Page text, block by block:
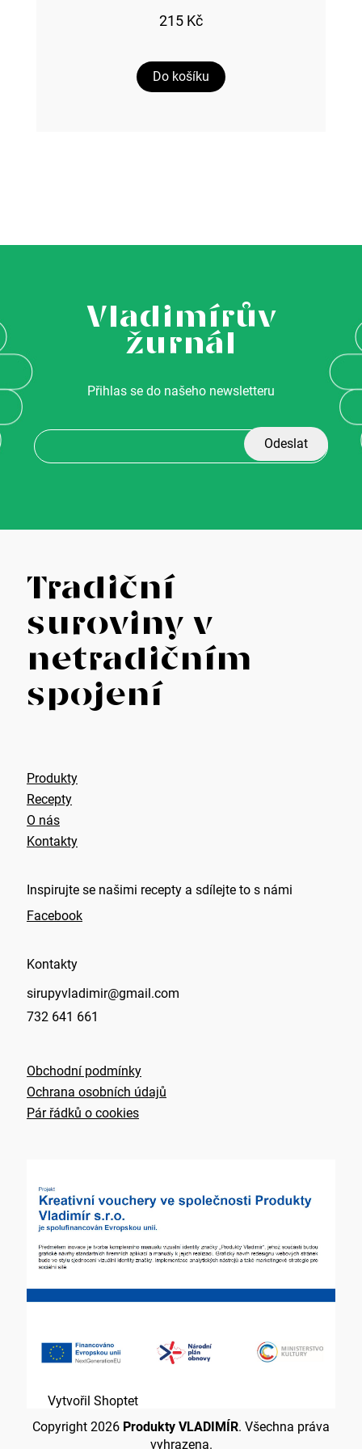
215 Kč
Do košíku
Vladimírův
žurnál
Přihlas se do našeho newsletteru
Z
á
p
a
t
Tradiční
suroviny v
netradičním
spojení
Produkty
Recepty
O nás
Kontakty
Inspirujte se našimi recepty a sdílejte to s námi
Facebook
Kontakty
sirupyvladimir@gmail.com
732 641 661
Obchodní podmínky
Ochrana osobních údajů
Pár řádků o cookies
Vytvořil Shoptet
Copyright 2026 Produkty VLADIMÍR. Všechna práva
vyhrazena.